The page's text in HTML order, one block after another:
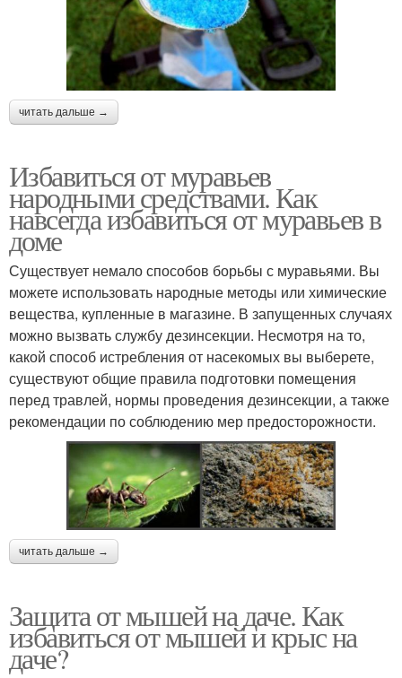
читать дальше →
Избавиться от муравьев
народными средствами. Как
навсегда избавиться от муравьев в
доме
Существует немало способов борьбы с муравьями. Вы
можете использовать народные методы или химические
вещества, купленные в магазине. В запущенных случаях
можно вызвать службу дезинсекции. Несмотря на то,
какой способ истребления от насекомых вы выберете,
существуют общие правила подготовки помещения
перед травлей, нормы проведения дезинсекции, а также
рекомендации по соблюдению мер предосторожности.
читать дальше →
Защита от мышей на даче. Как
избавиться от мышей и крыс на
даче?